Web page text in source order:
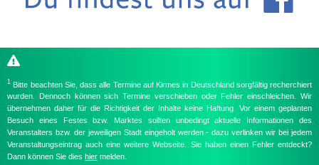
1 Bitte beachten Sie, dass alle Termine auf Kirmes in Deutschland sorgfältig recherchiert
wurden. Dennoch können sich Termine verschieben oder Fehler einschleichen. Wir
übernehmen daher für die Richtigkeit der Inhalte keine Haftung. Vor einem geplanten
Besuch eines Festes bzw. Marktes sollten unbedingt aktuelle Informationen des
Veranstalters bzw. der jeweiligen Stadt eingeholt werden - dazu verlinken wir bei jedem
Veranstaltungseintrag auch eine weitere Webseite. Sie haben einen Fehler entdeckt?
Dann können Sie dies hier melden.